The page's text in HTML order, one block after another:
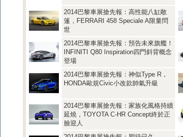
2014巴黎車展搶先報：高性能八缸敞
篷，FERRARI 458 Speciale A限量問
世
2014巴黎車展搶先報：預告未來旗艦！
INFINITI Q80 Inspiration四門斜背概念
登場
2014巴黎車展搶先報：神似Type R，
HONDA歐規Civic小改款帥氣升級
2014巴黎車展搶先報：家族化風格持續
延燒，TOYOTA C-HR Concept終於正
臉迎人